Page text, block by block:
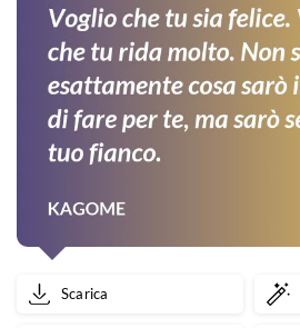
Scarica